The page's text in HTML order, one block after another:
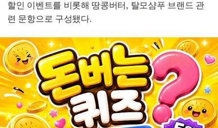
할인 이벤트를 비롯해 땅콩버터, 탈모샴푸 브랜드 관
련 문항으로 구성됐다.